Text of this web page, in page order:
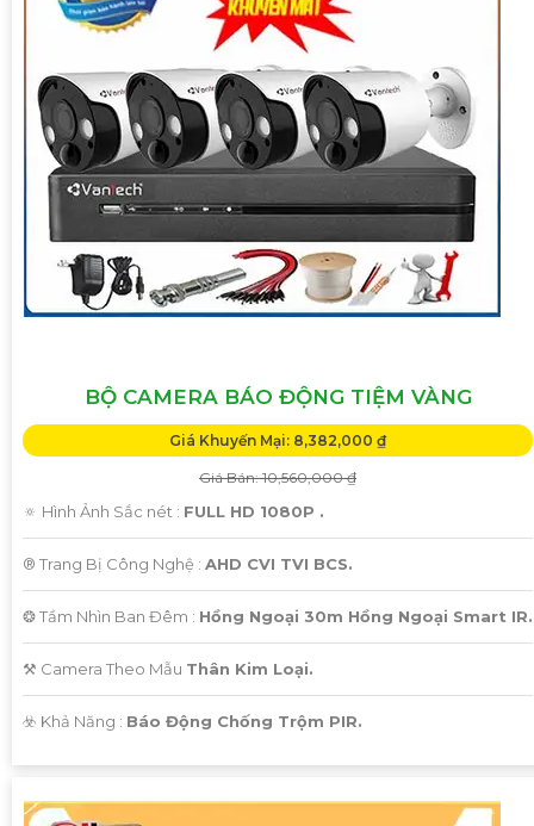
BỘ CAMERA BÁO ĐỘNG TIỆM VÀNG
Giá Khuyến Mại: 8,382,000 ₫
Giá Bán: 10,560,000 ₫
🔅 Hình Ảnh Sắc nét : FULL HD 1080P .
®️ Trang Bị Công Nghệ : AHD CVI TVI BCS.
❂ Tầm Nhìn Ban Đêm : Hồng Ngoại 30m Hồng Ngoại Smart IR.
⚒ Camera Theo Mẫu Thân Kim Loại.
️☣️ Khả Năng : Báo Động Chống Trộm PIR.